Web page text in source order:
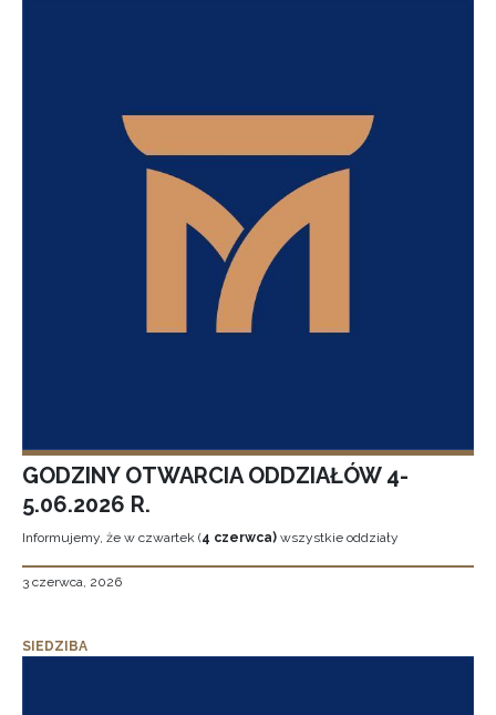
GODZINY OTWARCIA ODDZIAŁÓW 4-
5.06.2026 R.
Informujemy, że w czwartek (4 czerwca) wszystkie oddziały
3 czerwca, 2026
SIEDZIBA